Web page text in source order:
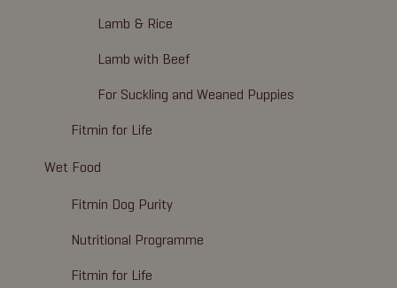
Lamb & Rice
Lamb with Beef
For Suckling and Weaned Puppies
Fitmin for Life
Wet Food
Fitmin Dog Purity
Nutritional Programme
Fitmin for Life